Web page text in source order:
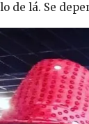
de lá. Se